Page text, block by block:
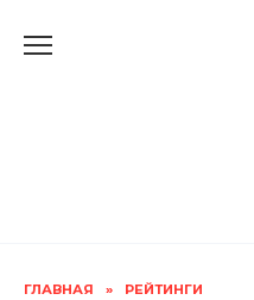
ГЛАВНАЯ » РЕЙТИНГИ